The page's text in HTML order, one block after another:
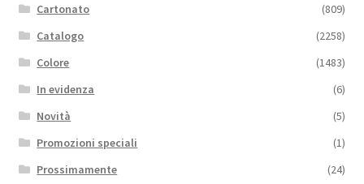
Cartonato
(809)
Catalogo
(2258)
Colore
(1483)
In evidenza
(6)
Novità
(5)
Promozioni speciali
(1)
Prossimamente
(24)